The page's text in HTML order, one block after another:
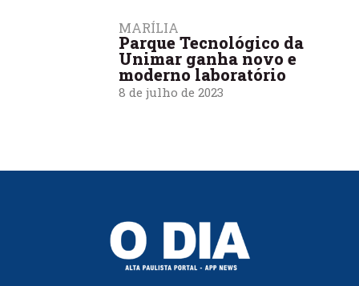
MARÍLIA
Parque Tecnológico da
Unimar ganha novo e
moderno laboratório
8 de julho de 2023